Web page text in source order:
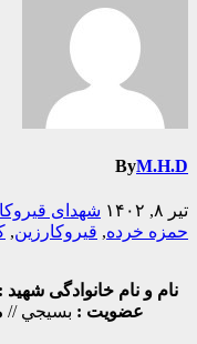
ByM.H.D
تیر ۸, ۱۴۰۲ شهدای
حمزه خرده, قیروکارزین,
نام و نام خانوادگی شهید :
عضویت : بسيجي //